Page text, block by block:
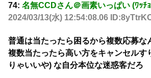
74: 名無CCDさん＠画素いっぱい (ﾜｯﾁ
2024/03/13(水) 12:54:08.06
普通は当たったら困るから複数応募な
複数当たったら高い方をキャンセルす
りゃいいや) な自分本位な迷惑客だろ